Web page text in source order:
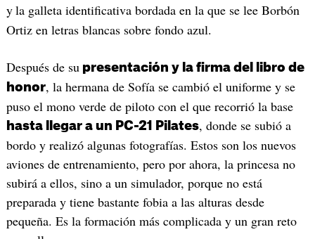
yla galleta identificativa bordada en la que se lee Borbón
Ortiz en letras blancas sobre fondo azul.
Después de su presentación y la firma del libro de
honor, la hermana de Sofía se cambió el uniforme y se
puso el mono verde de piloto con el que recorrió la base
hasta llegar a un PC-21 Pilates, donde se subió a
bordo y realizó algunas fotografías. Estos son los nuevos
aviones de entrenamiento, pero por ahora, la princesa no
subirá a ellos, sino a un simulador, porque no está
preparada y tiene bastante fobia a las alturas desde
pequeña. Es la formación más complicada y un gran reto